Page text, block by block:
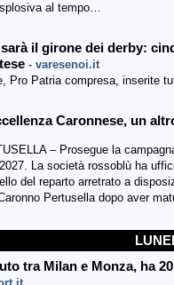
al tempo…
il girone dei derby:
- varesenoi.it
Pro Patria compresa, inserite
Caronnese, un
– Prosegue la
La società rossoblù ha
del reparto arretrato a
Pertusella dopo aver
tra Milan e Monza, ha